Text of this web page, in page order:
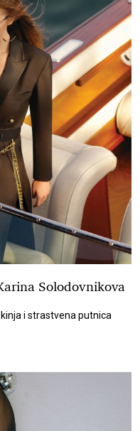
Solodovnikova
i strastvena putnica